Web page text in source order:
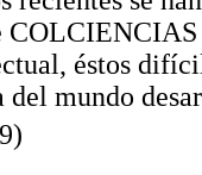
éstos
mundo
